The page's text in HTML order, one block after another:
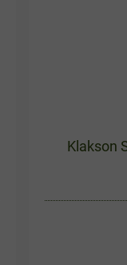
Klakson